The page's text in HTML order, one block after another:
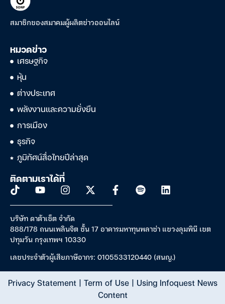
สมาชิกของสมาคมผู้ผลิตข่าวออนไลน์
หมวดข่าว
เศรษฐกิจ
หุ้น
ต่างประเทศ
พลังงานและความยั่งยืน
การเมือง
ธุรกิจ
ภูมิทัศน์สื่อไทยปีล่าสุด
ติดตามเราได้ที่
บริษัท ดาต้าเซ็ต จำกัด
888/178 ถนนเพลินจิต ชั้น 17 อาคารมหาทุนพลาซ่า แขวงลุมพินี เขต
ปทุมวัน กรุงเทพฯ 10330
เลขประจำตัวผู้เสียภาษีอากร: 0105533120440 (สนญ.)
Privacy Statement| Term of Use| Using Infoquest News
Content